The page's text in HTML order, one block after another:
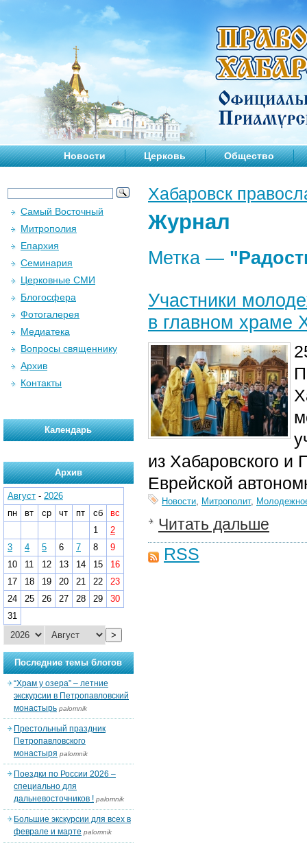
Новости Церковь Общество
Хабаровск
Журнал
Метка —
Участники
в главном храме
из Хабаровского и
Еврейской
Новости, Митрополит,
Читать дальше
RSS
Самый Восточный
Митрополия
Епархия
Семинария
Церковные СМИ
Блогосфера
Фотогалерея
Медиатека
Вопросы священнику
Архив
Контакты
Календарь
Архив
Август - 2026
пн
вт ср чт пт сб
вс
1
2
3
4 5 6 7 8
9
10
11 12 13 14 15
16
17
18 19 20 21 22
23
24
25 26 27 28 29
30
31
>
Последние темы блогов
“Храм у озера” – летние
экскурсии в Петропавловский
монастырь palomnik
Престольный праздник
Петропавловского
монастыря palomnik
Поездки по России 2026 –
специально для
дальневосточников ! palomnik
Большие экскурсии для всех в
феврале и марте palomnik